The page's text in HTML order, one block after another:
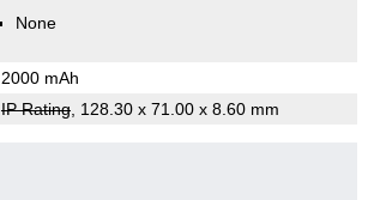
None
2000 mAh
IP Rating, 128.30 x 71.00 x 8.60 mm